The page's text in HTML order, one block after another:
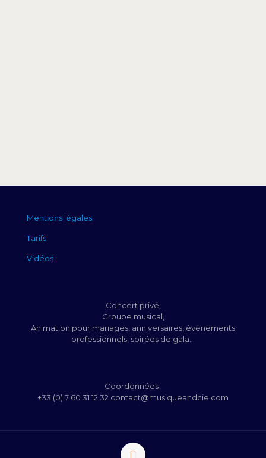
Mentions légales
Tarifs
Vidéos
Concert privé,
Groupe musical,
Animation pour mariages, anniversaires, évènements
professionnels, soirées de gala...
Coordonnées :
+33 (0) 7 60 31 12 32 contact@musiqueandcie.com